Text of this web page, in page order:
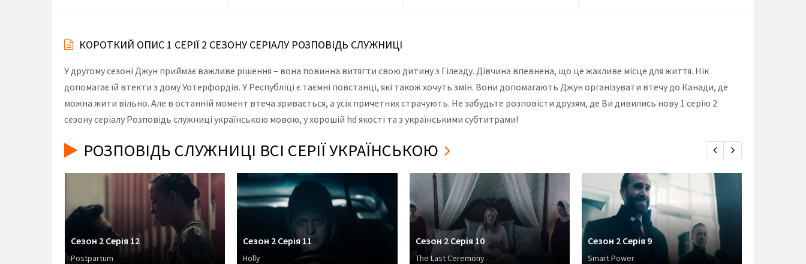
КОРОТКИЙ ОПИС 1 СЕРІЇ 2 СЕЗОНУ СЕРІАЛУ РОЗПОВІДЬ СЛУЖНИЦІ
У другому сезоні Джун приймає важливе рішення – вона повинна витягти свою дитину з Гілеаду. Дівчина впевнена, що це жахливе місце для життя. Нік
допомагає їй втекти з дому Уотерфордів. У Республіці є таємні повстанці, які також хочуть змін. Вони допомагають Джун організувати втечу до Канади, де
можна жити вільно. Але в останній момент втеча зривається, а усіх причетних страчують. Не забудьте розповісти друзям, де Ви дивились нову 1 серію 2
сезону серіалу Розповідь служниці українською мовою, у хорошій hd якості та з українськими субтитрами!
РОЗПОВІДЬ СЛУЖНИЦІ ВСІ СЕРІЇ УКРАЇНСЬКОЮ
Сезон 2 Серія 12
Postpartum
Сезон 2 Серія 11
Holly
Сезон 2 Серія 10
The Last Ceremony
Сезон 2 Серія 9
Smart Power